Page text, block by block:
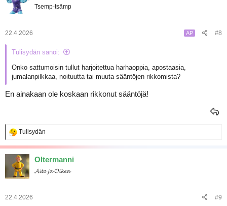
i
o
:
Tsemp-tsämp
22.4.2026 AP #8
Tulisydän sanoi:
Onko sattumoisin tullut harjoitettua harhaoppia, apostaasia,
jumalanpilkkaa, noituutta tai muuta sääntöjen rikkomista?
En ainakaan ole koskaan rikkonut sääntöjä!
R
a
k
t
i
o
:
Tulisydän
Oltermanni
𝓐𝓲𝓽𝓸 𝓳𝓪 𝓞𝓲𝓴𝓮𝓪
22.4.2026 #9